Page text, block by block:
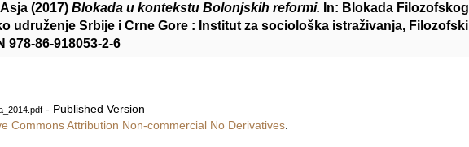
(2017) Blokada u kontekstu Bolonjskih reformi. In: Blokada Filozofskog
udruženje Srbije i Crne Gore : Institut za sociološka istraživanja, Filozofski
978-86-918053-2-6
- Published Version
Commons Attribution Non-commercial No Derivatives.